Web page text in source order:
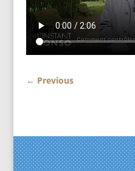
← Previous